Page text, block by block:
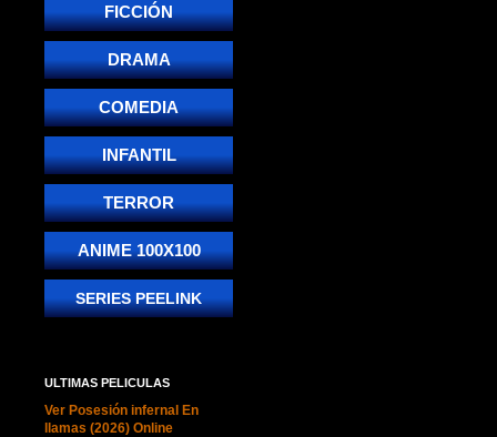
FICCIÓN
DRAMA
COMEDIA
INFANTIL
TERROR
ANIME 100X100
SERIES PEELINK
ULTIMAS PELICULAS
Ver Posesión infernal En
llamas (2026) Online